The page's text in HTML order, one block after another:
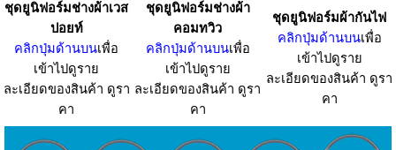
ชุดยูนิฟอร์มช่างผ้าเวส
ปอยท์
คลิกปุ่มด้านบนเพื่อ
เข้าไปดูราย
ละเอียดของสินค้า ดูรา
คา
ชุดยูนิฟอร์มช่างผ้า
คอมทวิว
คลิกปุ่มด้านบนเพื่อ
เข้าไปดูราย
ละเอียดของสินค้า ดูรา
คา
ชุดยูนิฟอร์มผ้ากันไฟ
คลิกปุ่มด้านบนเพื่อ
เข้าไปดูราย
ละเอียดของสินค้า ดูรา
คา